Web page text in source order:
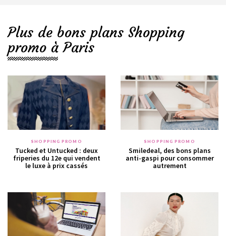
Plus de bons plans Shopping
promo à Paris
SHOPPING PROMO
Tucked et Untucked : deux
friperies du 12e qui vendent
le luxe à prix cassés
SHOPPING PROMO
Smiledeal, des bons plans
anti-gaspi pour consommer
autrement